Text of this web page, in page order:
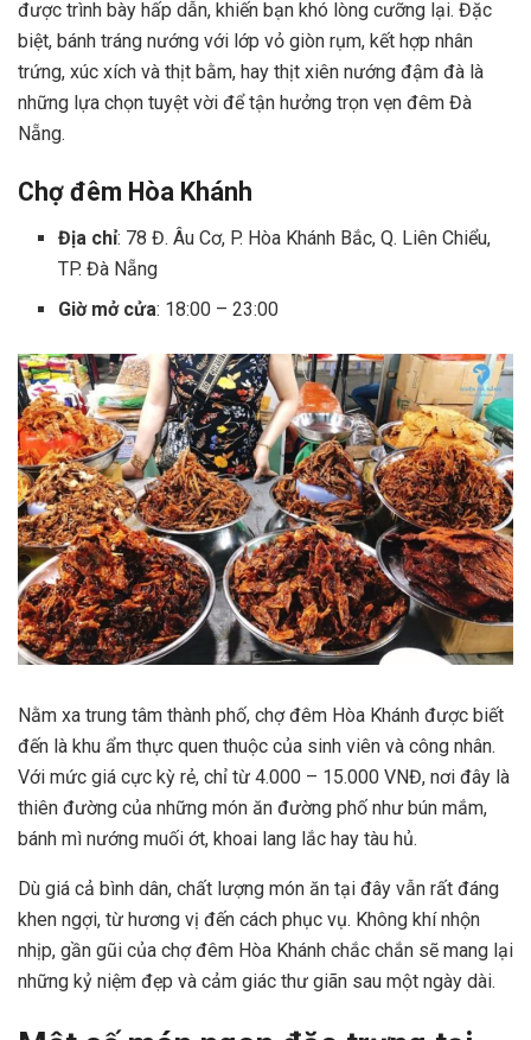
được trình bày hấp dẫn, khiến bạn khó lòng cưỡng lại. Đặc
biệt, bánh tráng nướng với lớp vỏ giòn rụm, kết hợp nhân
trứng, xúc xích và thịt bằm, hay thịt xiên nướng đậm đà là
những lựa chọn tuyệt vời để tận hưởng trọn vẹn đêm Đà
Nẵng.
Chợ đêm Hòa Khánh
Địa chỉ: 78 Đ. Âu Cơ, P. Hòa Khánh Bắc, Q. Liên Chiểu,
TP. Đà Nẵng
Giờ mở cửa: 18:00 – 23:00
Nằm xa trung tâm thành phố, chợ đêm Hòa Khánh được biết
đến là khu ẩm thực quen thuộc của sinh viên và công nhân.
Với mức giá cực kỳ rẻ, chỉ từ 4.000 – 15.000 VNĐ, nơi đây là
thiên đường của những món ăn đường phố như bún mắm,
bánh mì nướng muối ớt, khoai lang lắc hay tàu hủ.
Dù giá cả bình dân, chất lượng món ăn tại đây vẫn rất đáng
khen ngợi, từ hương vị đến cách phục vụ. Không khí nhộn
nhịp, gần gũi của chợ đêm Hòa Khánh chắc chắn sẽ mang lại
những kỷ niệm đẹp và cảm giác thư giãn sau một ngày dài.